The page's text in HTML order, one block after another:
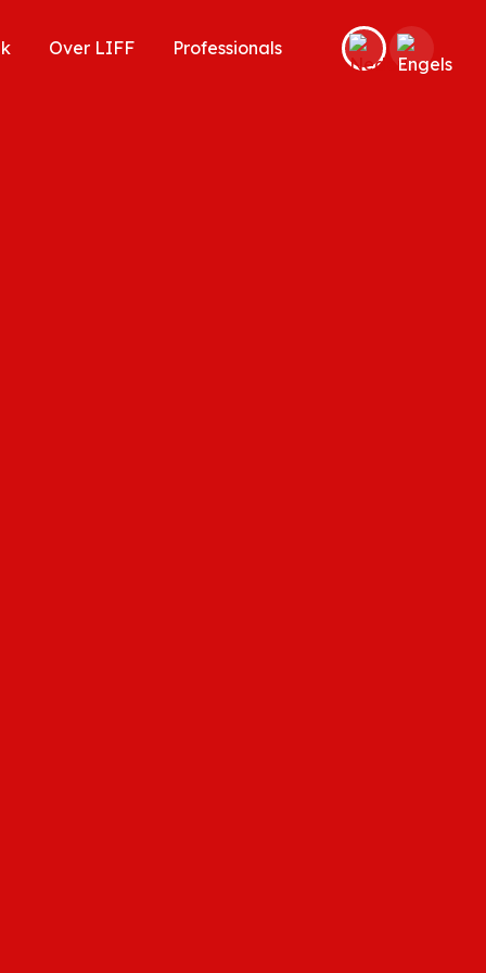
Over LIFF Professionals